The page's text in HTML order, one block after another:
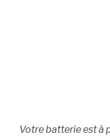
Votre batterie est à